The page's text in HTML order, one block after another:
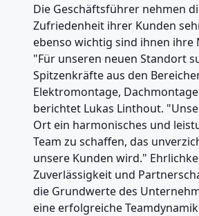
Die Geschäftsführer nehmen
Zufriedenheit ihrer Kunden
ebenso wichtig sind ihnen ihre
"Für unseren neuen Standort
Spitzenkräfte aus den
Elektromontage,
berichtet Lukas Linthout.
Ort ein harmonisches und
Team zu schaffen, das
unsere Kunden wird."
Zuverlässigkeit und
die Grundwerte des
eine erfolgreiche